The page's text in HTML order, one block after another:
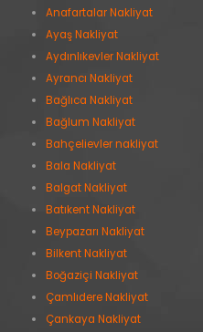
Anafartalar Nakliyat
Ayaş Nakliyat
Aydınlıkevler Nakliyat
Ayrancı Nakliyat
Bağlıca Nakliyat
Bağlum Nakliyat
Bahçelievler nakliyat
Bala Nakliyat
Balgat Nakliyat
Batıkent Nakliyat
Beypazarı Nakliyat
Bilkent Nakliyat
Boğaziçi Nakliyat
Çamlıdere Nakliyat
Çankaya Nakliyat